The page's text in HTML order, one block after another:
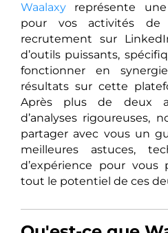
Waalaxy représente
pour vos activités
recrutement sur
d’outils puissants,
fonctionner en
résultats sur cette
Après plus de deux
d’analyses rigoureuses,
partager avec vous un
meilleures astuces,
d’expérience pour vous
tout le potentiel de ces